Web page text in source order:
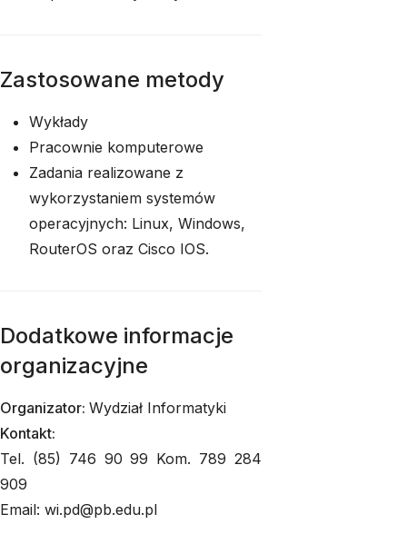
Zastosowane metody
Wykłady
Pracownie komputerowe
Zadania realizowane z
wykorzystaniem systemów
operacyjnych: Linux, Windows,
RouterOS oraz Cisco IOS.
Dodatkowe informacje
organizacyjne
Organizator: Wydział Informatyki
Kontakt:
Tel. (85) 746 90 99 Kom. 789 284
909
Email: wi.pd@pb.edu.pl